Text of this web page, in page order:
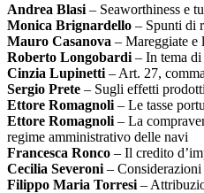
Andrea Blasi – Seaworthiness e
Monica Brignardello – Spunti di
Mauro Casanova – Mareggiate e
Roberto Longobardi – In tema
Cinzia Lupinetti – Art. 27,
Sergio Prete – Sugli effetti
Ettore Romagnoli – Le tasse
Ettore Romagnoli – La
regime amministrativo delle navi
Francesca Ronco – Il credito
Cecilia Severoni – Considerazioni
Filippo Maria Torresi –